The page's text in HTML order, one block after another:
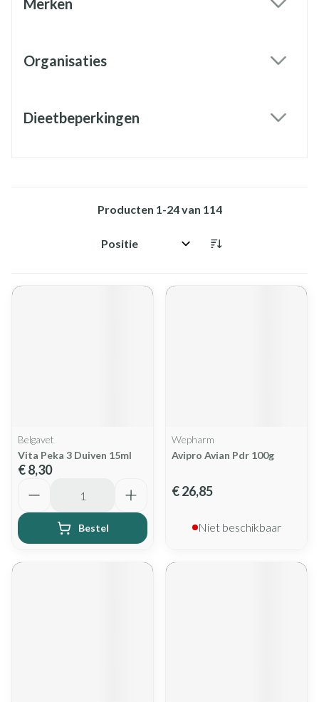
Merken
Organisaties
Dieetbeperkingen
Producten 1-24van 114
Sorteer op:
Belgavet
Vita Peka 3 Duiven 15ml
€ 8,30
Bestel
Wepharm
Avipro Avian Pdr 100g
€ 26,85
Niet beschikbaar